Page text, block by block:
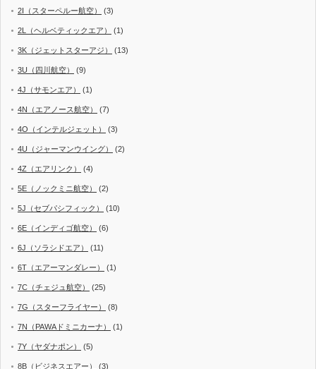
2I（スターペルー航空） (3)
2L（ヘルベティックエア） (1)
3K（ジェットスターアジ） (13)
3U（四川航空） (9)
4J（サモンエア） (1)
4N（エアノース航空） (7)
4O（インテルジェット） (3)
4U（ジャーマンウイング） (2)
4Z（エアリンク） (4)
5E（ノックミニ航空） (2)
5J（セブパシフィック） (10)
6E（インディゴ航空） (6)
6J（ソラシドエア） (11)
6T（エアーマンダレー） (1)
7C（チェジュ航空） (25)
7G（スターフライヤー） (8)
7N（PAWAドミニカーナ） (1)
7Y（ヤダナポン） (5)
8B（ビジネスエアー） (3)